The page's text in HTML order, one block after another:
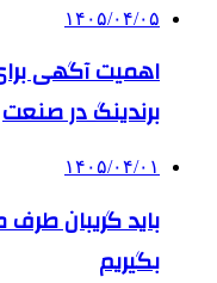
۱۴۰۵/۰۴/۰۵
اهمیت آگهی
برندینگ در صنعت
۱۴۰۵/۰۴/۰۱
باید گریبان
بگیریم